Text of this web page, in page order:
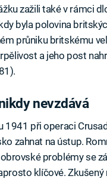
zažili také v rámci
byla polovina
průniku britskému
a jeho post
nevzdává
1941 při operaci
zahnat na ústup.
problémy se
klíčové.